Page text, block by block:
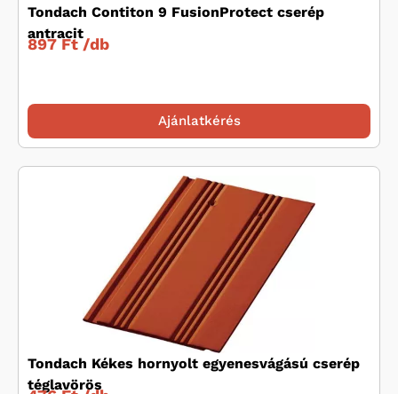
Tondach Contiton 9 FusionProtect cserép
antracit
897 Ft /db
Ajánlatkérés
Tondach Kékes hornyolt egyenesvágású cserép
téglavörös